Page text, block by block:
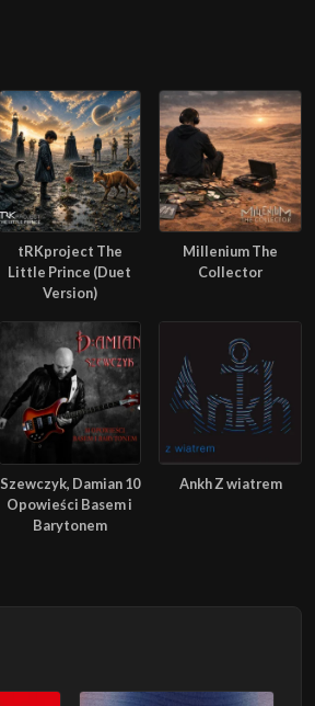
tRKproject The
Little Prince (Duet
Version)
Millenium The
Collector
Szewczyk, Damian 10
Opowieści Basem i
Barytonem
Ankh Z wiatrem